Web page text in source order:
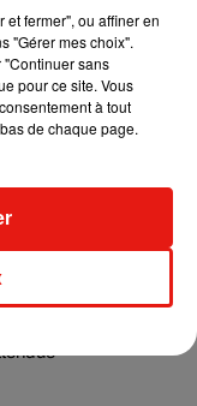
Minogue
et fermer", ou affiner en
"Gérer mes choix".
sans
pour ce site. Vous
à tout
de chaque page.